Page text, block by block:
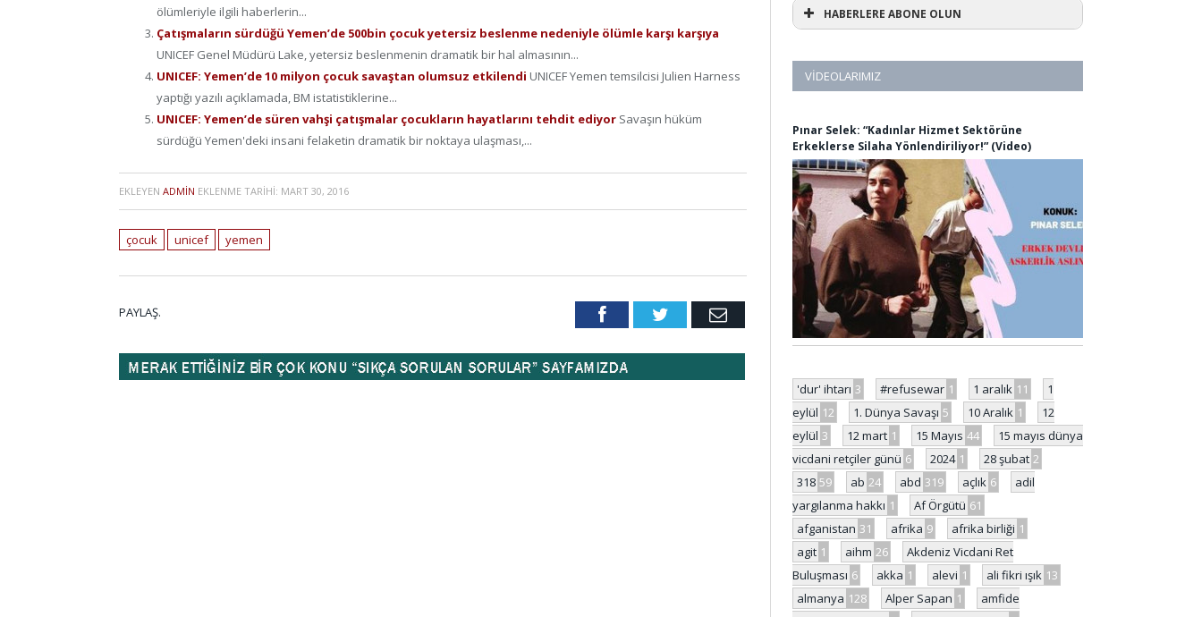
ölümleriyle ilgili haberlerin...
Çatışmaların sürdüğü Yemen’de 500bin çocuk yetersiz beslenme nedeniyle ölümle karşı karşıya
UNICEF Genel Müdürü Lake, yetersiz beslenmenin dramatik bir hal almasının...
UNICEF: Yemen’de 10 milyon çocuk savaştan olumsuz etkilendi UNICEF Yemen temsilcisi Julien Harness
yaptığı yazılı açıklamada, BM istatistiklerine...
UNICEF: Yemen’de süren vahşi çatışmalar çocukların hayatlarını tehdit ediyor Savaşın hüküm
sürdüğü Yemen'deki insani felaketin dramatik bir noktaya ulaşması,...
EKLEYEN ADMIN EKLENME TARIHI: MART 30, 2016
çocuk unicef yemen
PAYLAŞ. FacebookTwitter Email
HABERLERE ABONE OLUN
VIDEOLARIMIZ
Pınar Selek: “Kadınlar Hizmet Sektörüne
Erkeklerse Silaha Yönlendiriliyor!” (Video)
'dur' ihtarı 3 #refusewar 1 1 aralık 11
1
eylül 12 1. Dünya Savaşı 5 10 Aralık 1
12
eylül 3 12 mart 1 15 Mayıs 44
15 mayıs dünya
vicdani retçiler günü 6 2024 1 28 şubat 2
318 59 ab 24 abd 319 açlık 6
adil
yargılanma hakkı 1 Af Örgütü 61
afganistan 31 afrika 9 afrika birliği 1
agit 1 aihm 26
Akdeniz Vicdani Ret
Buluşması 6 akka 1 alevi 1 ali fikri ışık 13
almanya 128 Alper Sapan 1
amfide